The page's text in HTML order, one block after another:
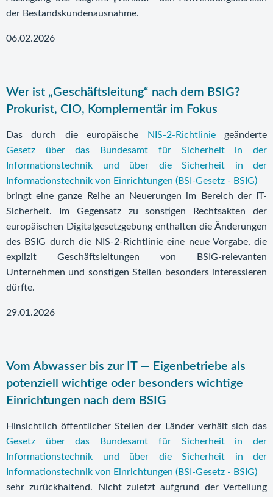
der Bestandskundenausnahme.
06.02.2026
Wer ist „Geschäftsleitung“ nach dem BSIG?
Prokurist, CIO, Komplementär im Fokus
Das durch die europäische NIS-2-Richtliniegeänderte
Gesetz über das Bundesamt für Sicherheit in der
Informationstechnik und über die Sicherheit in der
Informationstechnik von Einrichtungen (BSI-Gesetz - BSIG)
bringt eine ganze Reihe an Neuerungen im Bereich der IT-
Sicherheit. Im Gegensatz zu sonstigen Rechtsakten der
europäischen Digitalgesetzgebung enthalten die Änderungen
des BSIG durch die NIS-2-Richtlinie eine neue Vorgabe, die
explizit Geschäftsleitungen von BSIG-relevanten
Unternehmen und sonstigen Stellen besonders interessieren
dürfte.
29.01.2026
Vom Abwasser bis zur IT — Eigenbetriebe als
potenziell wichtige oder besonders wichtige
Einrichtungen nach dem BSIG
Hinsichtlich öffentlicher Stellen der Länder verhält sich das
Gesetz über das Bundesamt für Sicherheit in der
Informationstechnik und über die Sicherheit in der
Informationstechnik von Einrichtungen (BSI-Gesetz - BSIG)
sehr zurückhaltend. Nicht zuletzt aufgrund der Verteilung